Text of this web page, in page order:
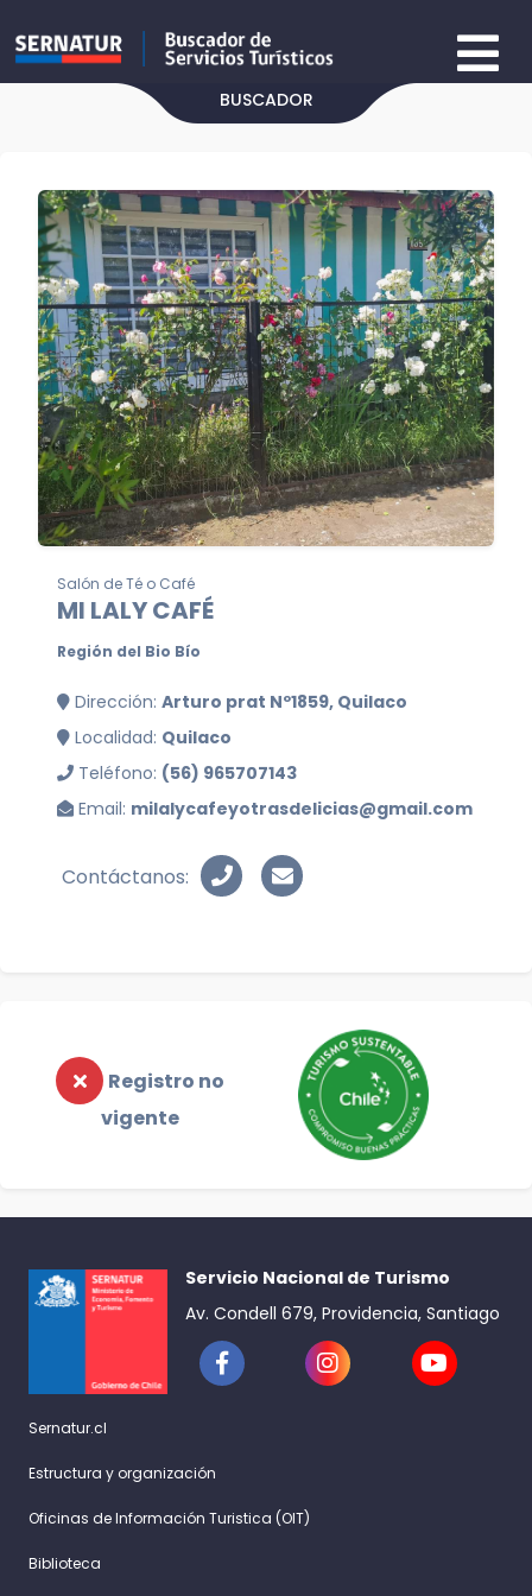
BUSCADOR
Salón de Té o Café
MI LALY CAFÉ
Región del Bio Bío
Dirección: Arturo prat Nº1859, Quilaco
Localidad: Quilaco
Teléfono: (56) 965707143
Email: milalycafeyotrasdelicias@gmail.com
Contáctanos:
Registro no
vigente
Servicio Nacional de Turismo
Av. Condell 679, Providencia, Santiago
Sernatur.cl
Estructura y organización
Oficinas de Información Turistica (OIT)
Biblioteca